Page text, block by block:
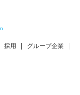
採用
グループ企業